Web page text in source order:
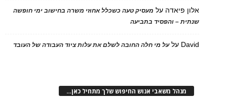
אלון פיאדה על מעסיק טעה כשכלל אחוזי משרה בחישוב ימי חופשה
שנתית – והפסיד בתביעה
David עלעל מי חלה החובה לשלם את עלות ציוד העבודה של העובד
מנהל משאבי אנוש החיפוש שלך מתחיל כאן…